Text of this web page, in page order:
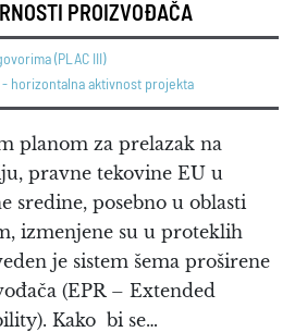
PROIZVOĐAČA
(PLAC III)
horizontalna aktivnost projekta
planom za prelazak na
pravne tekovine EU u
sredine, posebno u oblasti
izmenjene su u proteklih
je sistem šema proširene
(EPR – Extended
Kako bi se…